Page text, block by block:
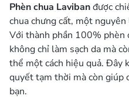
Phèn chua Lavibanđược
chua chưng cất, một
Với thành phần 100% phèn
không chỉ làm sạch da mà
thể một cách hiệu quả. Đây
quyết tạm thời mà còn giúp
bạn.